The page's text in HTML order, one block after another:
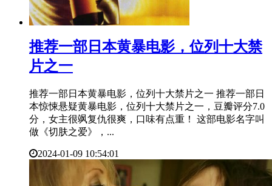
​推荐一部日本黄暴电影，位列十大禁
片之一
推荐一部日本黄暴电影，位列十大禁片之一 推荐一部日
本惊悚悬疑黄暴电影，位列十大禁片之一，豆瓣评分7.0
分，女主很飒复仇很爽，口味有点重！ 这部电影名字叫
做《切肤之爱》，...
2024-01-09 10:54:01